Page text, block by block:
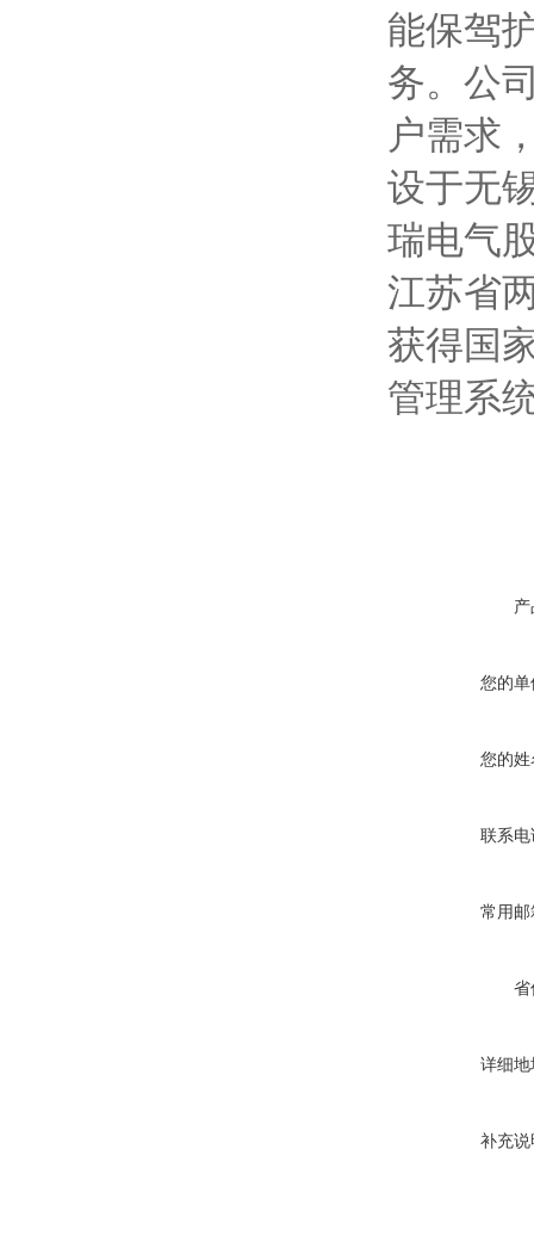
能保驾
务。公
户需求
设于无
瑞电气
江苏省
获得国
管理系
您的单
您的姓
联系电
常用邮
省
详细地
补充说